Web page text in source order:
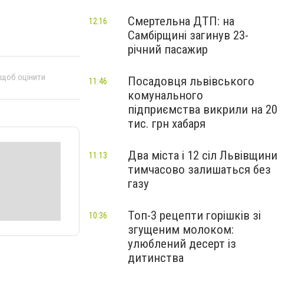
оцінити
Смертельна ДТП: на
Самбірщині загинув 23-
річний пасажир
12:16
Посадовця львівського
комунального
підприємства викрили на 20
тис. грн хабаря
11:46
Два міста і 12 сіл Львівщини
тимчасово залишаться без
газу
11:13
Топ-3 рецепти горішків зі
згущеним молоком:
улюблений десерт із
дитинства
10:36